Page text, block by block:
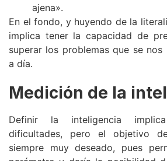
ajena».
En el fondo, y huyendo de la
implica tener la capacidad de
superar los problemas que se nos
a día.
Medición de la
Definir la inteligencia
dificultades, pero el objetivo
siempre muy deseado, pues